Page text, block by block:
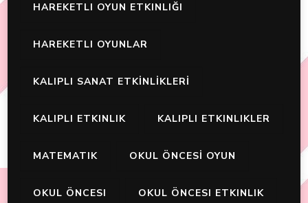
HAREKETLI OYUN ETKINLIĞI
HAREKETLI OYUNLAR
KALIPLI SANAT ETKİNLİKLERİ
KALIPLI ETKINLIK KALIPLI ETKINLIKLER
MATEMATIK OKUL ÖNCESİ OYUN
OKUL ÖNCESI OKUL ÖNCESI ETKINLIK